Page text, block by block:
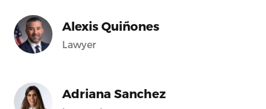
Alexis Quiñones
Lawyer
Adriana Sanchez